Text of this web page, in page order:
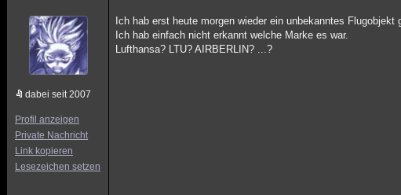
dabei seit 2007
Profil anzeigen
Private Nachricht
Link kopieren
Lesezeichen setzen
Ich hab erst heute morgen wieder ein unbekanntes Flugobjekt
Ich hab einfach nicht erkannt welche Marke es war.
Lufthansa? LTU? AIRBERLIN? ...?